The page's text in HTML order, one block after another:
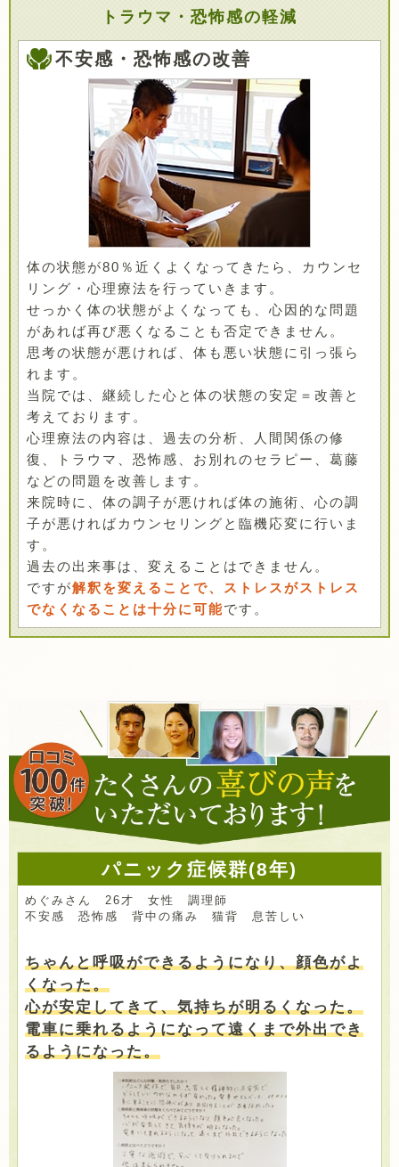
トラウマ・恐怖感の軽減
不安感・恐怖感の改善
体の状態が80％近くよくなってきたら、カウンセ
リング・心理療法を行っていきます。
せっかく体の状態がよくなっても、心因的な問題
があれば再び悪くなることも否定できません。
思考の状態が悪ければ、体も悪い状態に引っ張ら
れます。
当院では、継続した心と体の状態の安定＝改善と
考えております。
心理療法の内容は、過去の分析、人間関係の修
復、トラウマ、恐怖感、お別れのセラピー、葛藤
などの問題を改善します。
来院時に、体の調子が悪ければ体の施術、心の調
子が悪ければカウンセリングと臨機応変に行いま
す。
過去の出来事は、変えることはできません。
ですが解釈を変えることで、ストレスがストレス
でなくなることは十分に可能です。
パニック症候群(8年)
めぐみさん 26才 女性 調理師
不安感 恐怖感 背中の痛み 猫背 息苦しい
ちゃんと呼吸ができるようになり、顔色がよ
くなった。
心が安定してきて、気持ちが明るくなった。
電車に乗れるようになって遠くまで外出でき
るようになった。